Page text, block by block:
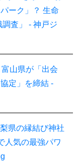
ーク」？ 生命
査」 - 神戸ジ
山県が「出会
定」を締結 -
県の縁結び神社
人気の最強パワ